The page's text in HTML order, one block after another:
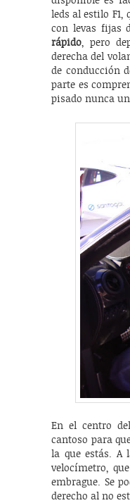
leds al estilo
con levas fijas
rápido, pero
derecha del
de conducción
parte es
pisado nunca
En el centro
cantoso para
la que estás. A
velocímetro, que
embrague. Se
derecho al no